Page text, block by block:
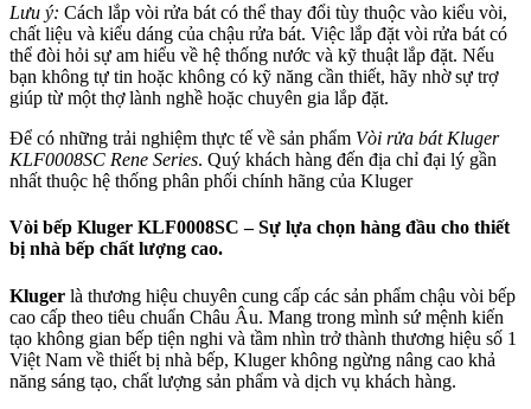
Lưu ý: Cách lắp vòi rửa bát có thể thay đổi tùy thuộc vào kiểu vòi,
chất liệu và kiểu dáng của chậu rửa bát. Việc lắp đặt vòi rửa bát có
thể đòi hỏi sự am hiểu về hệ thống nước và kỹ thuật lắp đặt. Nếu
bạn không tự tin hoặc không có kỹ năng cần thiết, hãy nhờ sự trợ
giúp từ một thợ lành nghề hoặc chuyên gia lắp đặt.
Để có những trải nghiệm thực tế về sản phẩm Vòi rửa bát Kluger
KLF0008SC Rene Series. Quý khách hàng đến địa chỉ đại lý gần
nhất thuộc hệ thống phân phối chính hãng của Kluger
Vòi bếp Kluger KLF0008SC – Sự lựa chọn hàng đầu cho thiết
bị nhà bếp chất lượng cao.
Kluger là thương hiệu chuyên cung cấp các sản phẩm chậu vòi bếp
cao cấp theo tiêu chuẩn Châu Âu. Mang trong mình sứ mệnh kiến
tạo không gian bếp tiện nghi và tầm nhìn trở thành thương hiệu số 1
Việt Nam về thiết bị nhà bếp, Kluger không ngừng nâng cao khả
năng sáng tạo, chất lượng sản phẩm và dịch vụ khách hàng.